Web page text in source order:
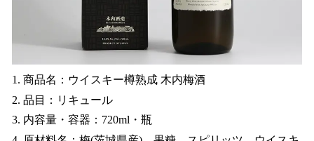
1. 商品名：ウイスキー樽熟成 木内梅酒
2. 品目：リキュール
3. 内容量・容器：720ml・瓶